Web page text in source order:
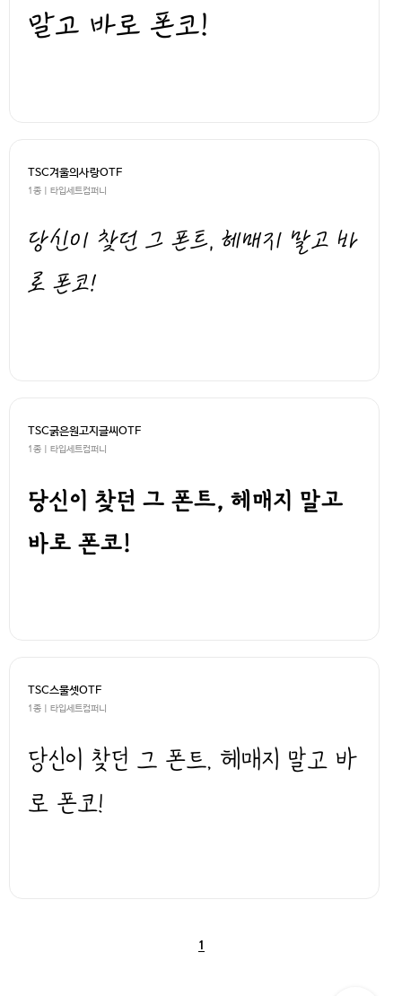
말고 바로 폰코!
TSC겨울의사랑OTF
1종 | 타입세트컴퍼니
당신이 찾던 그 폰트, 헤매지 말고 바
로 폰코!
TSC굵은원고지글씨OTF
1종 | 타입세트컴퍼니
당신이 찾던 그 폰트, 헤매지 말고
바로 폰코!
TSC스물셋OTF
1종 | 타입세트컴퍼니
당신이 찾던 그 폰트, 헤매지 말고 바
로 폰코!
1